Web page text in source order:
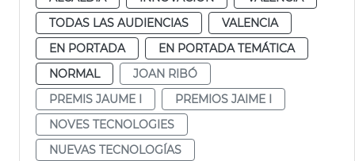
TODAS LAS AUDIENCIAS
VALENCIA
EN PORTADA
EN PORTADA TEMÁTICA
NORMAL
JOAN RIBÓ
PREMIS JAUME I
PREMIOS JAIME I
NOVES TECNOLOGIES
NUEVAS TECNOLOGÍAS